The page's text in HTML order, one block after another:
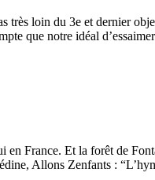
très loin du 3e et dernier
que notre idéal
en France. Et la forêt de
Allons Zenfants :